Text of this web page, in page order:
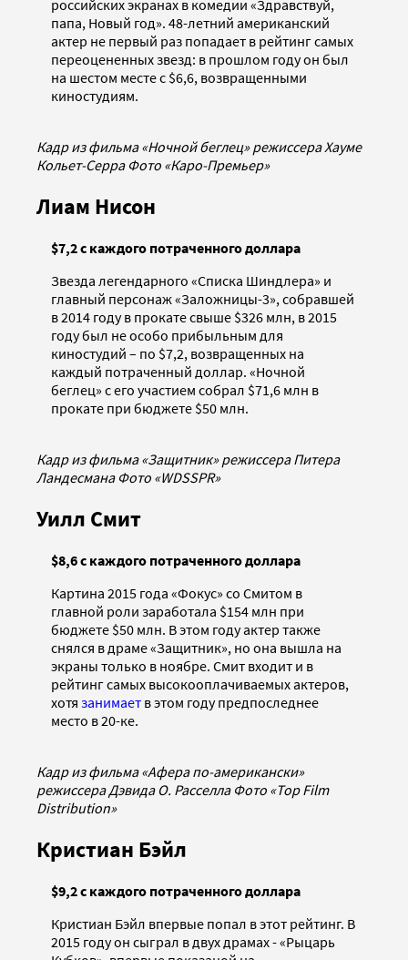
российских экранах в комедии «Здравствуй,
папа, Новый год». 48-летний американский
актер не первый раз попадает в рейтинг самых
переоцененных звезд: в прошлом году он был
на шестом месте с $6,6, возвращенными
киностудиям.
Кадр из фильма «Ночной беглец» режиссера Хауме
Кольет-Серра Фото «Каро-Премьер»
Лиам Нисон
$7,2 с каждого потраченного доллара
Звезда легендарного «Списка Шиндлера» и
главный персонаж «Заложницы-3», собравшей
в 2014 году в прокате свыше $326 млн, в 2015
году был не особо прибыльным для
киностудий – по $7,2, возвращенных на
каждый потраченный доллар. «Ночной
беглец» с его участием собрал $71,6 млн в
прокате при бюджете $50 млн.
Кадр из фильма «Защитник» режиссера Питера
Ландесмана Фото «WDSSPR»
Уилл Смит
$8,6 с каждого потраченного доллара
Картина 2015 года «Фокус» со Смитом в
главной роли заработала $154 млн при
бюджете $50 млн. В этом году актер также
снялся в драме «Защитник», но она вышла на
экраны только в ноябре. Смит входит и в
рейтинг самых высокооплачиваемых актеров,
хотя занимает в этом году предпоследнее
место в 20-ке.
Кадр из фильма «Афера по-американски»
режиссера Дэвида О. Расселла Фото «Top Film
Distribution»
Кристиан Бэйл
$9,2 с каждого потраченного доллара
Кристиан Бэйл впервые попал в этот рейтинг. В
2015 году он сыграл в двух драмах - «Рыцарь